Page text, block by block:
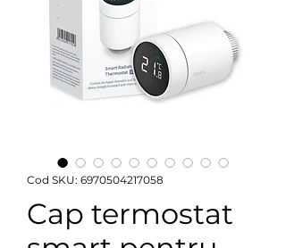
Cod SKU: 6970504217058
Cap termostat